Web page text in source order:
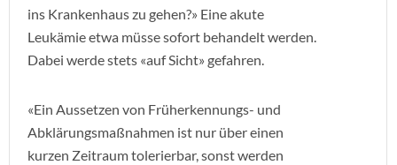
ins Krankenhaus zu gehen?» Eine akute
Leukämie etwa müsse sofort behandelt werden.
Dabei werde stets «auf Sicht» gefahren.
«Ein Aussetzen von Früherkennungs- und
Abklärungsmaßnahmen ist nur über einen
kurzen Zeitraum tolerierbar, sonst werden